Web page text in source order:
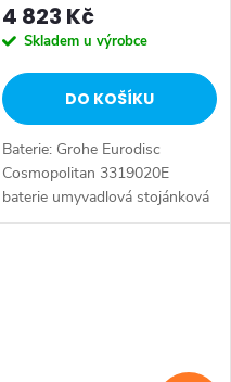
4 823 Kč
Skladem u výrobce
DO KOŠÍKU
Baterie: Grohe Eurodisc
Cosmopolitan 3319020E
baterie umyvadlová stojánková
s výpustí od značky Grohe.